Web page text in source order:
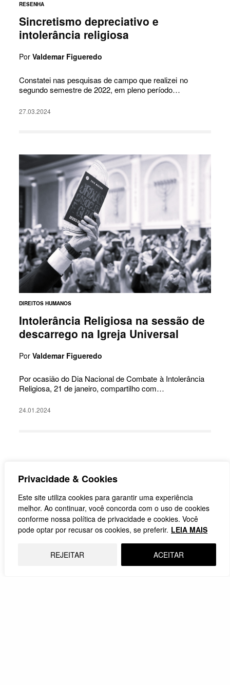
Privacidade & Cookies
Este site utiliza cookies para garantir uma experiência
melhor. Ao continuar, você concorda com o uso de cookies
conforme nossa política de privacidade e cookies. Você
pode optar por recusar os cookies, se preferir. LEIA MAIS
REJEITAR ACEITAR
RESENHA
Sincretismo depreciativo e
intolerância religiosa
PorValdemar Figueredo
Constatei nas pesquisas de campo que realizei no
segundo semestre de 2022, em pleno período…
27.03.2024
DIREITOS HUMANOS
Intolerância Religiosa na sessão de
descarrego na Igreja Universal
PorValdemar Figueredo
Por ocasião do Dia Nacional de Combate à Intolerância
Religiosa, 21 de janeiro, compartilho com…
24.01.2024